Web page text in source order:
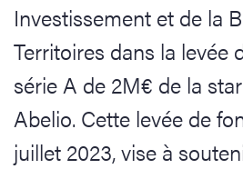
Investissement et de la
Territoires dans la levée
série A de 2M€ de la
Abelio. Cette levée de
juillet 2023, vise à